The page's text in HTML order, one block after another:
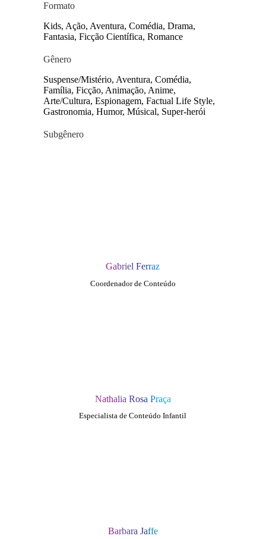
Formato
Kids, Ação, Aventura, Comédia, Drama,
Fantasia, Ficção Científica, Romance
Gênero
Suspense/Mistério, Aventura, Comédia,
Família, Ficção, Animação, Anime,
Arte/Cultura, Espionagem, Factual Life Style,
Gastronomia, Humor, Músical, Super-herói
Subgênero
Gabriel Ferraz
Coordenador de Conteúdo
Nathalia Rosa Praça
Especialista de Conteúdo Infantil
Barbara Jaffe